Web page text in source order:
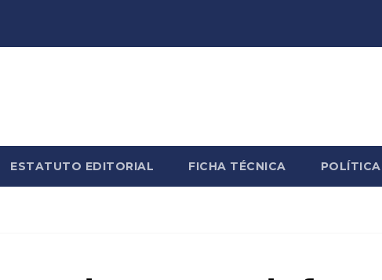
ESTATUTO EDITORIAL FICHA TÉCNICA